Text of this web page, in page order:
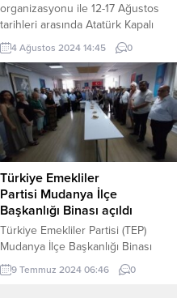
organizasyonu ile 12-17 Ağustos
tarihleri arasında Atatürk Kapalı
Spor Salonu’nda gerçekleştirilecek
satranç turnuvası için kayıtlar
başladı. Erdoğan DEMİR / EDİRNE
(İGFA) – Keşan Belediyesi XIX.
Uluslararası Açık Satranç
Turnuvası’nın kayıtlarının
başladığını duyurdu. Türkiye
satranç tarihinde önemli bir yere
sahip olan Keşan Belediyesi XIX.
Uluslararası Açık Satranç Turnuva...
4 Ağustos 2024 14:45 0
Türkiye Emekliler
Partisi Mudanya İlçe
Başkanlığı Binası açıldı
Türkiye Emekliler Partisi (TEP)
Mudanya İlçe Başkanlığı Binası
düzenlenen törenle açıldı. YOLCU
TV HABER / BURSA (İGFA) –
9 Temmuz 2024 06:46 0